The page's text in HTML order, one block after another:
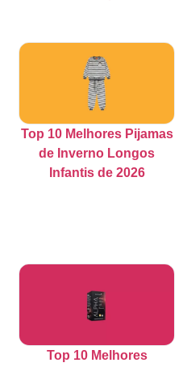
Top 10 Melhores Pijamas
de Inverno Longos
Infantis de 2026
Top 10 Melhores